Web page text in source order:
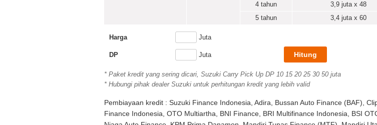
4 tahun
3,9juta x 48
5 tahun
3,4juta x 60
Harga Juta
DP Juta
* Paket kredit yang sering dicari, Suzuki Carry Pick Up DP 10 15 20 25 30 50 juta
* Hubungi pihak dealer Suzuki untuk perhitungan kredit yang lebih valid
Pembiayaan kredit : Suzuki Finance Indonesia, Adira, Bussan Auto Finance (BAF),
Finance Indonesia, OTO Multiartha, BNI Finance, BRI Multifinance Indonesia, BSI